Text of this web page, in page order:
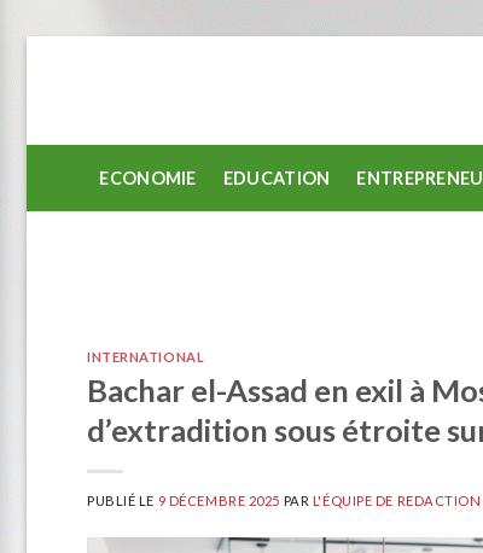
ECONOMIE EDUCATION
INTERNATIONAL
Bachar el-Assad en exil à
d’extradition sous étroite
PUBLIÉ LE 9 DÉCEMBRE 2025 PAR L'ÉQUIPE DE REDACTION